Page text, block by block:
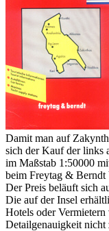
Damit man auf
sich der Kauf der links
im Maßstab 1:50000
beim Freytag & Berndt
Der Preis beläuft sich
Die auf der Insel
Hotels oder
Detailgenauigkeit nicht